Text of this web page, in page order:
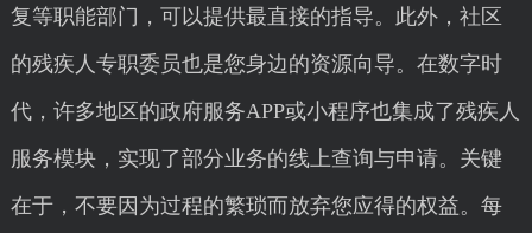
复等职能部门，可以提供最直接的指导。此外，社区
的残疾人专职委员也是您身边的资源向导。在数字时
代，许多地区的政府服务APP或小程序也集成了残疾人
服务模块，实现了部分业务的线上查询与申请。关键
在于，不要因为过程的繁琐而放弃您应得的权益。每